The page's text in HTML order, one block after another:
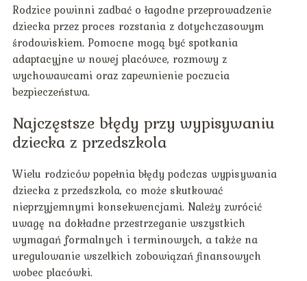
Rodzice powinni zadbać o łagodne przeprowadzenie
dziecka przez proces rozstania z dotychczasowym
środowiskiem. Pomocne mogą być spotkania
adaptacyjne w nowej placówce, rozmowy z
wychowawcami oraz zapewnienie poczucia
bezpieczeństwa.
Najczęstsze błędy przy wypisywaniu
dziecka z przedszkola
Wielu rodziców popełnia błędy podczas wypisywania
dziecka z przedszkola, co może skutkować
nieprzyjemnymi konsekwencjami. Należy zwrócić
uwagę na dokładne przestrzeganie wszystkich
wymagań formalnych i terminowych, a także na
uregulowanie wszelkich zobowiązań finansowych
wobec placówki.